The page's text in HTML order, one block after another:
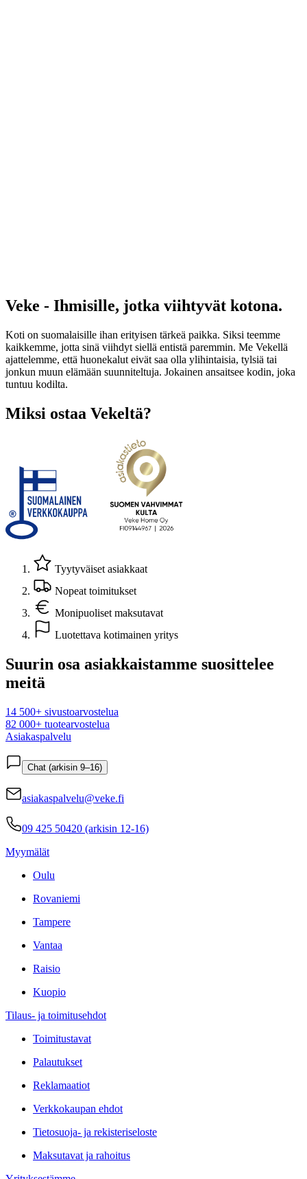
Veke - Ihmisille, jotka viihtyvät kotona.
Koti on suomalaisille ihan erityisen tärkeä paikka. Siksi teemme
kaikkemme, jotta sinä viihdyt siellä entistä paremmin. Me Vekellä
ajattelemme, että huonekalut eivät saa olla ylihintaisia, tylsiä tai
jonkun muun elämään suunniteltuja. Jokainen ansaitsee kodin, joka
tuntuu kodilta.
Miksi ostaa Vekeltä?
Tyytyväiset asiakkaat
Nopeat toimitukset
Monipuoliset maksutavat
Luotettava kotimainen yritys
Suurin osa asiakkaistamme suosittelee
meitä
14 500+ sivustoarvostelua
82 000+ tuotearvostelua
Asiakaspalvelu
Chat (arkisin 9–16)
asiakaspalvelu@veke.fi
09 425 50420 (arkisin 12-16)
Myymälät
Oulu
Rovaniemi
Tampere
Vantaa
Raisio
Kuopio
Tilaus- ja toimitusehdot
Toimitustavat
Palautukset
Reklamaatiot
Verkkokaupan ehdot
Tietosuoja- ja rekisteriseloste
Maksutavat ja rahoitus